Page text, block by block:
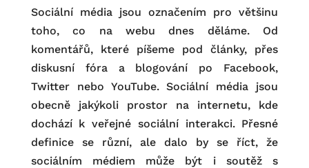
Sociální média jsou označením pro většinu
toho, co na webu dnes děláme. Od
komentářů, které píšeme pod články, přes
diskusní fóra a blogování po Facebook,
Twitter nebo YouTube. Sociální média jsou
obecně jakýkoli prostor na internetu, kde
dochází k veřejné sociální interakci. Přesné
definice se různí, ale dalo by se říct, že
sociálním médiem může být i soutěž s